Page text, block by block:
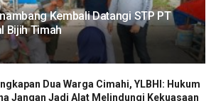
Kembali Datangi STP PT
Bijih Timah
Dua Warga Cimahi, YLBHI: Hukum
Jangan Jadi Alat Melindungi Kekuasaan